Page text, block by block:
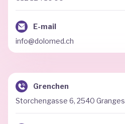
E-mail
info@dolomed.ch
Grenchen
Storchengasse 6, 2540 Granges